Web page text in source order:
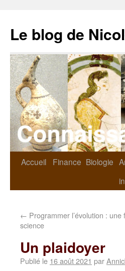
Le blog de
Accueil Finance Biologie
← Programmer l’évolution : une
science
Un plaidoyer
Publié le 16 août 2021 par